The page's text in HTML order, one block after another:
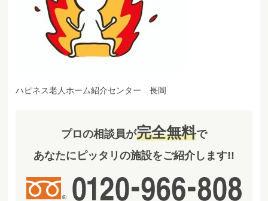
ハピネス老人ホーム紹介センター 長岡
プロの相談員が完全無料で
あなたにピッタリの施設をご紹介します!!